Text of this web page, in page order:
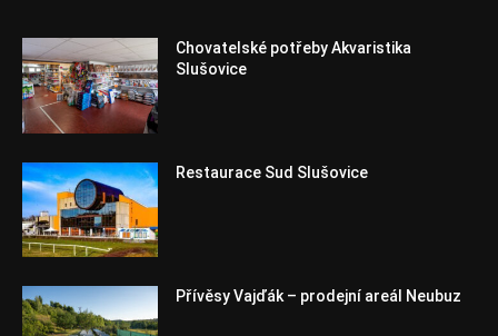
Chovatelské potřeby Akvaristika
Slušovice
Restaurace Sud Slušovice
Přívěsy Vajďák – prodejní areál Neubuz